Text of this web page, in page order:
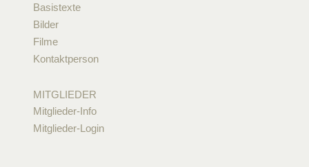
Basistexte
Bilder
Filme
Kontaktperson
MITGLIEDER
Mitglieder-Info
Mitglieder-Login